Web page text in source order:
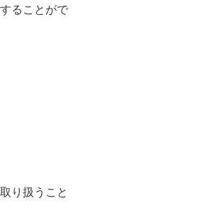
ることがで
り扱うこと